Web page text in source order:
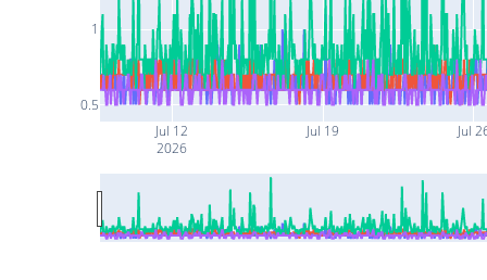
Jul 12
2026
Jul 19 Jul
0.5
1